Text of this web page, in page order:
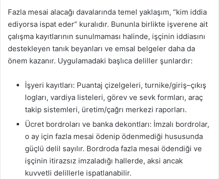
Fazla mesai alacağı davalarında temel yaklaşım, “kim iddia
ediyorsa ispat eder” kuralıdır. Bununla birlikte işverene ait
çalışma kayıtlarının sunulmaması halinde, işçinin iddiasını
destekleyen tanık beyanları ve emsal belgeler daha da
önem kazanır. Uygulamadaki başlıca deliller şunlardır:
İşyeri kayıtları: Puantaj çizelgeleri, turnike/giriş–çıkış
logları, vardiya listeleri, görev ve sevk formları, araç
takip sistemleri, üretim/çağrı merkezi raporları.
Ücret bordroları ve banka dekontları: İmzalı bordrolar,
o ay için fazla mesai ödenip ödenmediği hususunda
güçlü delil sayılır. Bordroda fazla mesai ödendiği ve
işçinin itirazsız imzaladığı hallerde, aksi ancak
kuvvetli delillerle ispatlanabilir.